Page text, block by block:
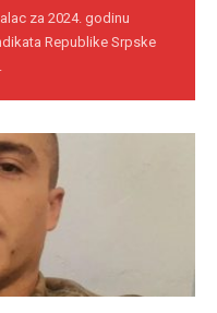
za 2024. godinu
Republike Srpske